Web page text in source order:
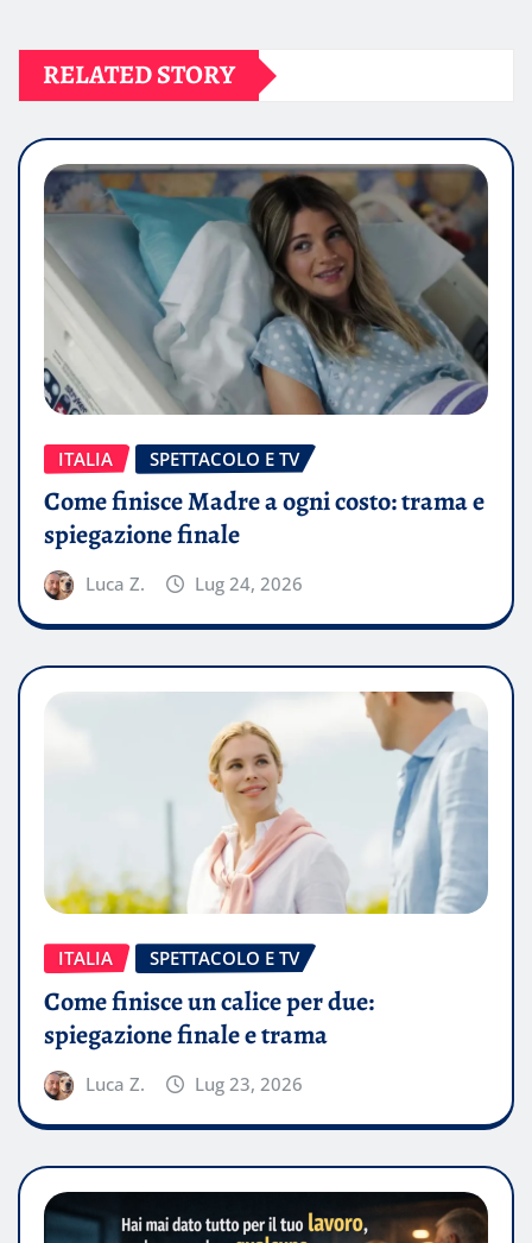
RELATED STORY
ITALIA SPETTACOLO E TV
Come finisce Madre a ogni costo: trama e
spiegazione finale
Luca Z. Lug 24, 2026
ITALIA SPETTACOLO E TV
Come finisce un calice per due:
spiegazione finale e trama
Luca Z. Lug 23, 2026